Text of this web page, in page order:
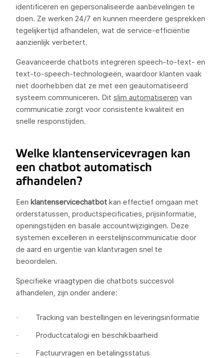
identificeren en gepersonaliseerde aanbevelingen te
doen. Ze werken 24/7 en kunnen meerdere gesprekken
tegelijkertijd afhandelen, wat de service-efficiëntie
aanzienlijk verbetert.
Geavanceerde chatbots integreren speech-to-text- en
text-to-speech-technologieën, waardoor klanten vaak
niet doorhebben dat ze met een geautomatiseerd
systeem communiceren. Dit slim automatiseren van
communicatie zorgt voor consistente kwaliteit en
snelle responstijden.
Welke klantenservicevragen kan
een chatbot automatisch
afhandelen?
Een klantenservicechatbot kan effectief omgaan met
orderstatussen, productspecificaties, prijsinformatie,
openingstijden en basale accountwijzigingen. Deze
systemen excelleren in eerstelijnscommunicatie door
de aard en urgentie van klantvragen snel te
beoordelen.
Specifieke vraagtypen die chatbots succesvol
afhandelen, zijn onder andere:
Tracking van bestellingen en leveringsinformatie
Productcatalogi en beschikbaarheid
Factuurvragen en betalingsstatus